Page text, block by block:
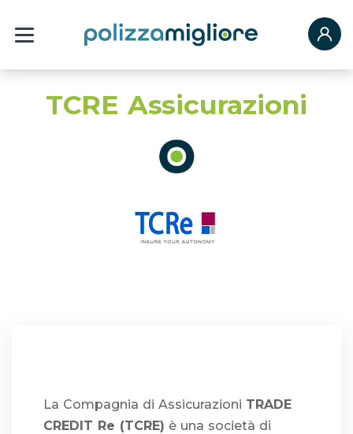
TCRE Assicurazioni
La Compagnia di Assicurazioni TRADE
CREDIT Re (TCRE) è una società di